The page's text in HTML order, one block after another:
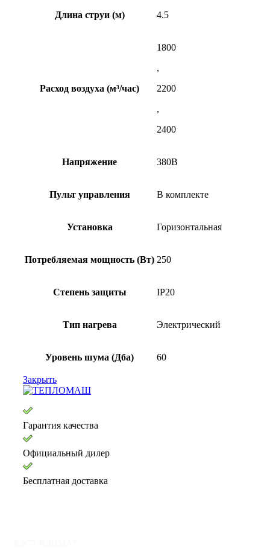
Длина струи (м) 4.5
Расход воздуха (м³/час)
1800
,
2200
,
2400
Напряжение 380В
Пульт управления В комплекте
Установка Горизонтальная
Потребляемая мощность (Вт) 250
Степень защиты IP20
Тип нагрева Электрический
Уровень шума (Дба) 60
Закрыть
Гарантия качества
Официальный дилер
Бесплатная доставка